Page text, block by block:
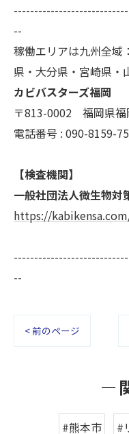
--
稼働エリアは九州全域
県・大分県・宮崎県・
カビバスターズ福岡
〒813-0002 福岡県福
電話番号 : 090-8159-
【検査機関】
一般社団法人微生物対
https://
--
< 前のページ
#熊本市 #